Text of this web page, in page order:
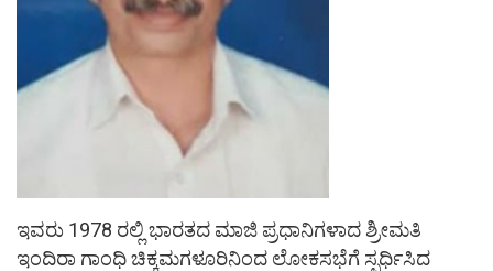
ಇವರು 1978 ರಲ್ಲಿ ಭಾರತದ ಮಾಜಿ ಪ್ರಧಾನಿಗಳಾದ ಶ್ರೀಮತಿ
ಇಂದಿರಾ ಗಾಂಧಿ ಚಿಕ್ಕಮಗಳೂರಿನಿಂದ ಲೋಕಸಭೆಗೆ ಸ್ಪರ್ಧಿಸಿದ